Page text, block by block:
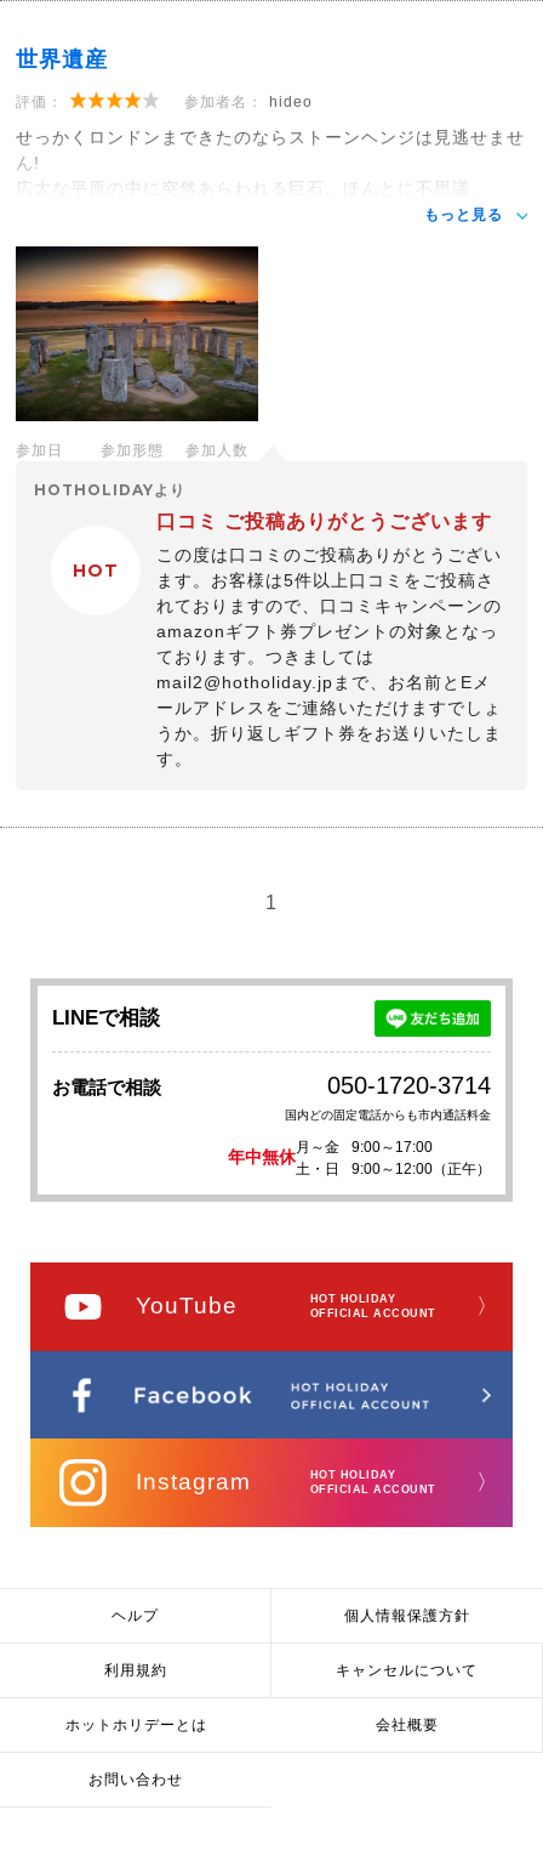
世界遺産
評価： 参加者名： hideo
せっかくロンドンまできたのならストーンヘンジは見逃せませ
ん!
広大な平原の中に突然あらわれる巨石。ほんとに不思議。
もっと見る
参加日 参加形態 参加人数
HOTHOLIDAYより
HOT
口コミ ご投稿ありがとうございます
この度は口コミのご投稿ありがとうござい
ます。お客様は5件以上口コミをご投稿さ
れておりますので、口コミキャンペーンの
amazonギフト券プレゼントの対象となっ
ております。つきましては
mail2@hotholiday.jpまで、お名前とEメ
ールアドレスをご連絡いただけますでしょ
うか。折り返しギフト券をお送りいたしま
す。
1
LINEで相談
お電話で相談 050-1720-3714
国内どの固定電話からも市内通話料金
年中無休
月～金
9:00～17:00
土・日
9:00～12:00（正午）
YouTube
HOT HOLIDAY
OFFICIAL ACCOUNT
〉
Instagram
HOT HOLIDAY
OFFICIAL ACCOUNT
〉
ヘルプ 個人情報保護方針
利用規約 キャンセルについて
ホットホリデーとは 会社概要
お問い合わせ